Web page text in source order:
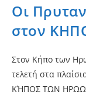
Οι
στον
Στον Κήπο των
τελετή στα
ΚΉΠΟΣ ΤΩΝ